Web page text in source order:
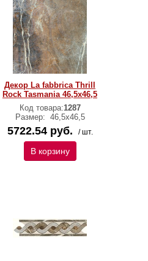
Декор La fabbrica Thrill
Rock Tasmania 46,5х46,5
Код товара:1287
Размер: 46,5х46,5
5722.54 руб. / шт.
В корзину